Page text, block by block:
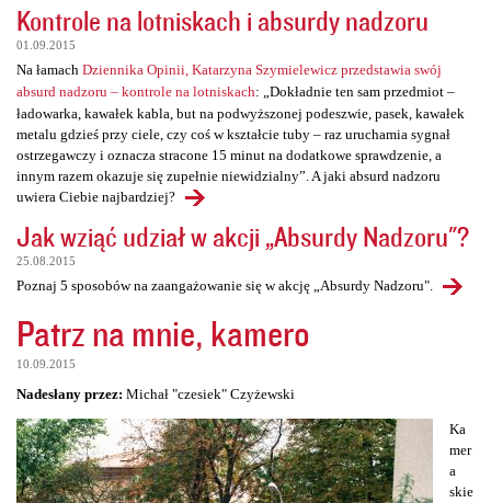
Kontrole na lotniskach i absurdy nadzoru
01.09.2015
Na łamach Dziennika Opinii, Katarzyna Szymielewicz przedstawia swój
absurd nadzoru – kontrole na lotniskach: „Dokładnie ten sam przedmiot –
ładowarka, kawałek kabla, but na podwyższonej podeszwie, pasek, kawałek
metalu gdzieś przy ciele, czy coś w kształcie tuby – raz uruchamia sygnał
ostrzegawczy i oznacza stracone 15 minut na dodatkowe sprawdzenie, a
innym razem okazuje się zupełnie niewidzialny”. A jaki absurd nadzoru
uwiera Ciebie najbardziej?
Jak wziąć udział w akcji „Absurdy Nadzoru"?
25.08.2015
Poznaj 5 sposobów na zaangażowanie się w akcję „Absurdy Nadzoru".
Patrz na mnie, kamero
10.09.2015
Nadesłany przez: Michał "czesiek" Czyżewski
Ka
mer
a
skie